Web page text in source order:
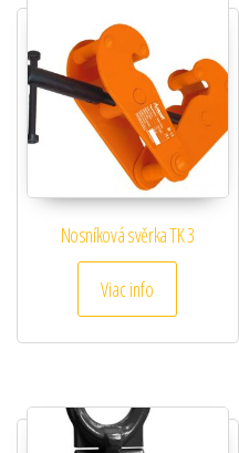
Nosníková svěrka TK 3
Viac info